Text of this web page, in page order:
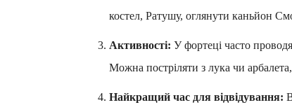
костел, Ратушу, оглянути каньйон
Активності: У фортеці часто
Можна постріляти з лука чи
Найкращий час для відвідування: